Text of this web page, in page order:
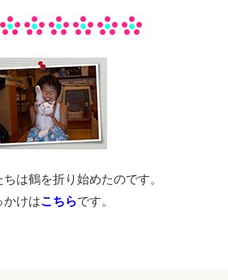
は鶴を折り始めたのです。
かけはこちらです。